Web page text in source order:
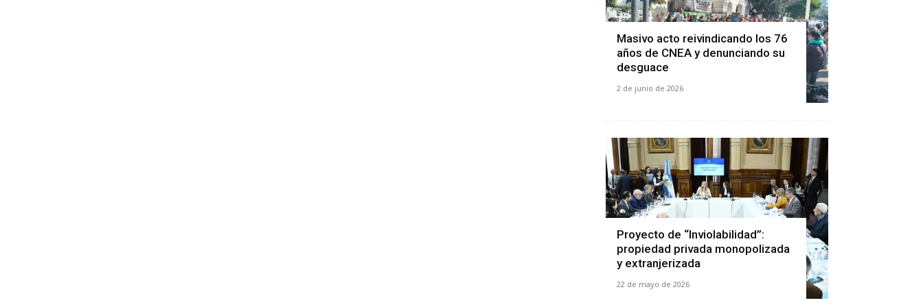
Masivo acto reivindicando los 76
años de CNEA y denunciando su
desguace
2 de junio de 2026
Proyecto de “Inviolabilidad”:
propiedad privada monopolizada
y extranjerizada
22 de mayo de 2026